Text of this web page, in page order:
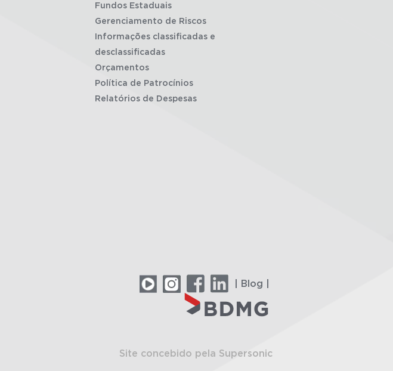
Fundos Estaduais
Gerenciamento de Riscos
Informações classificadas e
desclassificadas
Orçamentos
Política de Patrocínios
Relatórios de Despesas
| Blog |
Site concebido pela Supersonic